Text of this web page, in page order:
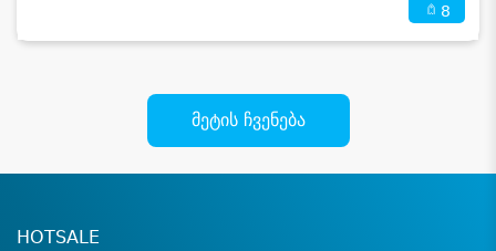
8
მეტის ჩვენება
HOTSALE